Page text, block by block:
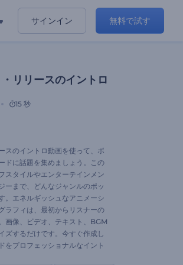
サインイン 無料で試す
リリースのイントロ
15 秒
スのイントロ動画を使って、ポ
ドに話題を集めましょう。この
スタイルやエンターテインメン
ーまで、どんなジャンルのポッ
。エネルギッシュなアニメーシ
ラフィは、最初からリスナーの
画像、ビデオ、テキスト、BGM
ズするだけです。今すぐ作成し
をプロフェッショナルなイント